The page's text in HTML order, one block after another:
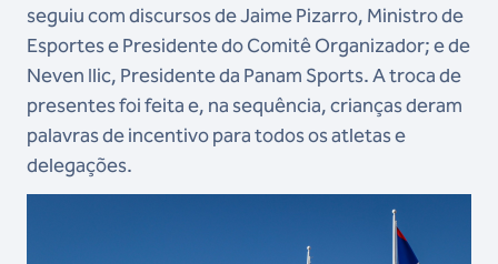
seguiu com discursos de Jaime Pizarro, Ministro de
Esportes e Presidente do Comitê Organizador; e de
Neven Ilic, Presidente da Panam Sports. A troca de
presentes foi feita e, na sequência, crianças deram
palavras de incentivo para todos os atletas e
delegações.